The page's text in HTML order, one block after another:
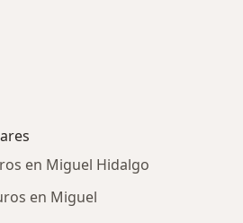
en Miguel Hidalgo
en Miguel